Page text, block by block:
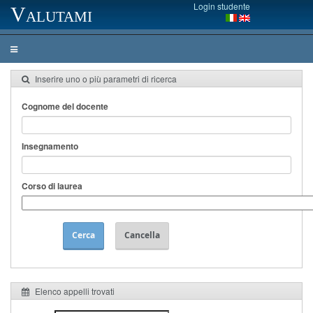
Valutami Login studente
Inserire uno o più parametri di ricerca
Cognome del docente
Insegnamento
Corso di laurea
Cerca Cancella
Elenco appelli trovati